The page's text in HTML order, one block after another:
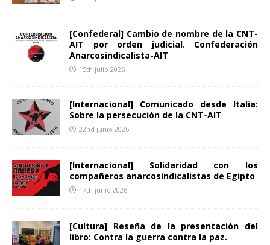
[Confederal] Cambio de nombre de la CNT-
AIT por orden judicial. Confederación
Anarcosindicalista-AIT
15th julio 2026
[Internacional] Comunicado desde Italia:
Sobre la persecución de la CNT-AIT
22nd junio 2026
[Internacional] Solidaridad con los
compañeros anarcosindicalistas de Egipto
17th junio 2026
[Cultura] Reseña de la presentación del
libro: Contra la guerra contra la paz.